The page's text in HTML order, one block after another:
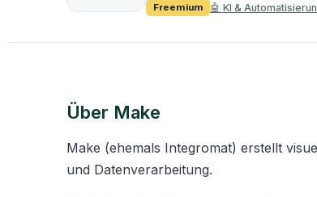
Freemium 🤖 KI &
Über Make
Make (ehemals Integromat) erstellt
und Datenverarbeitung.